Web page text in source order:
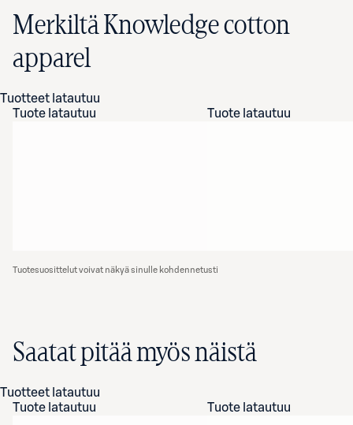
Merkiltä Knowledge cotton
apparel
Tuotteet latautuu
Tuote latautuu
Tuote latautuu
Tuotesuosittelut voivat näkyä sinulle kohdennetusti
Saatat pitää myös näistä
Tuotteet latautuu
Tuote latautuu
Tuote latautuu